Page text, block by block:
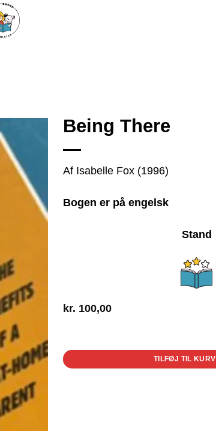
Tilføj
som
favorit
Being There
Af Isabelle Fox (1996)
Bogen er på engelsk
Stand
kr. 100,00
TILFØJ TIL KURV